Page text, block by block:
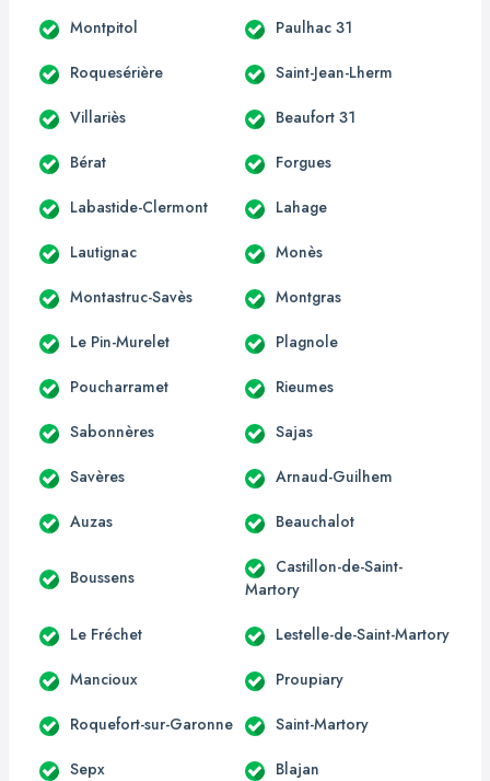
Montpitol Paulhac 31
Roquesérière Saint-Jean-Lherm
Villariès Beaufort 31
Bérat Forgues
Labastide-Clermont Lahage
Lautignac Monès
Montastruc-Savès Montgras
Le Pin-Murelet Plagnole
Poucharramet Rieumes
Sabonnères Sajas
Savères Arnaud-Guilhem
Auzas Beauchalot
Boussens
Castillon-de-Saint-
Martory
Le Fréchet Lestelle-de-Saint-Martory
Mancioux Proupiary
Roquefort-sur-Garonne Saint-Martory
Sepx Blajan